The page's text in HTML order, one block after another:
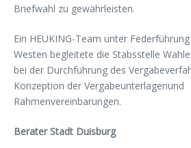
Briefwahl zu gewährleisten.
Ein HEUKING-Team unter
Westen begleitete die Stabsstelle
bei der Durchführung des
Konzeption der Vergabeunterlagenund
Rahmenvereinbarungen.
Berater Stadt Duisburg